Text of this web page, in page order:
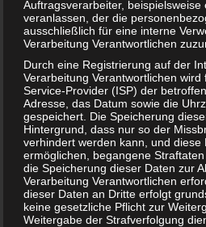
Auftragsverarbeiter, beispielsweise
veranlassen, der die
ausschließlich für eine interne
Verarbeitung Verantwortlichen
Durch eine Registrierung auf der
Verarbeitung Verantwortlichen
Service-Provider (ISP) der
Adresse, das Datum sowie die
gespeichert. Die Speicherung
Hintergrund, dass nur so der
verhindert werden kann, und diese
ermöglichen, begangene
die Speicherung dieser Daten zur
Verarbeitung Verantwortlichen
dieser Daten an Dritte erfolgt
keine gesetzliche Pflicht zur
Weitergabe der Strafverfolgung